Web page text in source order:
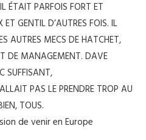
ÉTAIT PARFOIS FORT ET
GENTIL D’AUTRES FOIS. IL
AUTRES MECS DE HATCHET,
DE MANAGEMENT. DAVE
SUFFISANT,
PAS LE PRENDRE TROP AU
TOUS.
de venir en Europe